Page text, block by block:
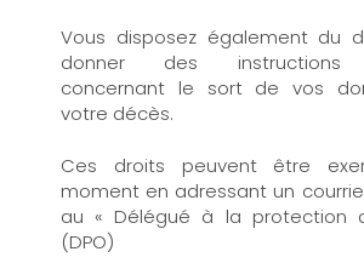
Vous disposez également du
donner des instructions
concernant le sort de vos
votre décès.
Ces droits peuvent être
moment en adressant un
au « Délégué à la protection
(DPO)